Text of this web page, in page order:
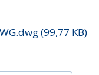
(99,77 KB)